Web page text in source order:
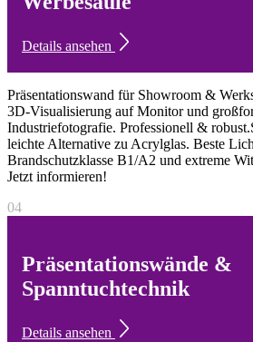
Details ansehen
Präsentationswand für Showroom &
3D-Visualisierung auf Monitor und
Industriefotografie. Professionell &
leichte Alternative zu Acrylglas. Beste
Brandschutzklasse B1/A2 und extreme
Jetzt informieren!
04
Präsentationswände &
Spanntuchtechnik
Details ansehen